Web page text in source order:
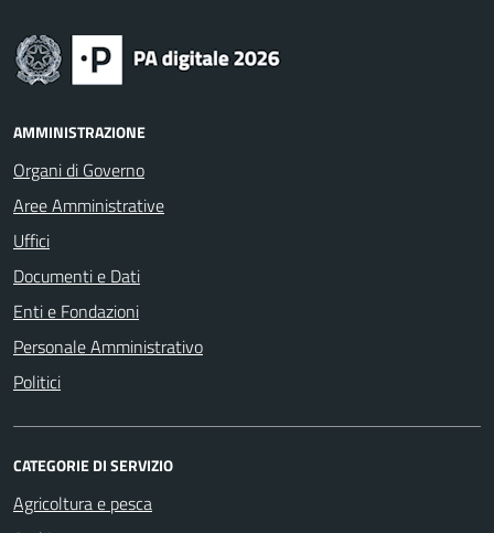
AMMINISTRAZIONE
Organi di Governo
Aree Amministrative
Uffici
Documenti e Dati
Enti e Fondazioni
Personale Amministrativo
Politici
CATEGORIE DI SERVIZIO
Agricoltura e pesca